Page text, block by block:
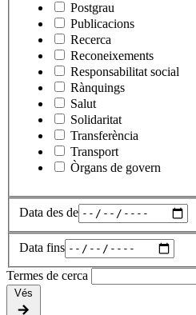
Postgrau
Publicacions
Recerca
Reconeixements
Responsabilitat social
Rànquings
Salut
Solidaritat
Transferència
Transport
Òrgans de govern
Data des de
Data fins
Termes de cerca
Vés